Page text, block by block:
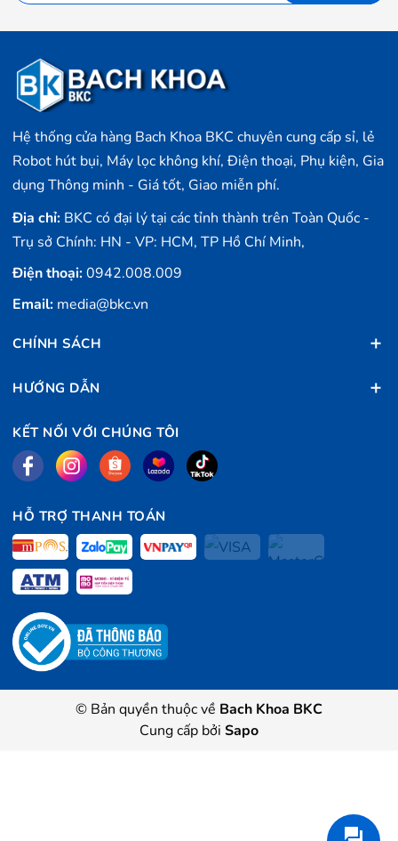
Hệ thống cửa hàng Bach Khoa BKC chuyên cung cấp sỉ, lẻ
Robot hút bụi, Máy lọc không khí, Điện thoại, Phụ kiện, Gia
dụng Thông minh - Giá tốt, Giao miễn phí.
Địa chỉ: BKC có đại lý tại các tỉnh thành trên Toàn Quốc -
Trụ sở Chính: HN - VP: HCM, TP Hồ Chí Minh,
Điện thoại:0942.008.009
Email: media@bkc.vn
CHÍNH SÁCH
HƯỚNG DẪN
KẾT NỐI VỚI CHÚNG TÔI
HỖ TRỢ THANH TOÁN
© Bản quyền thuộc về Bach Khoa BKC
Cung cấp bởi Sapo